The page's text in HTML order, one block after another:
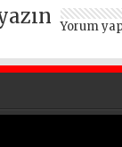
Yorum